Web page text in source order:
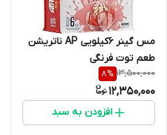
مس گینر ۶کیلویی AP ناتریشن
طعم توت فرنگی
13,500,000
8%
12,350,000
افزودن به سبد